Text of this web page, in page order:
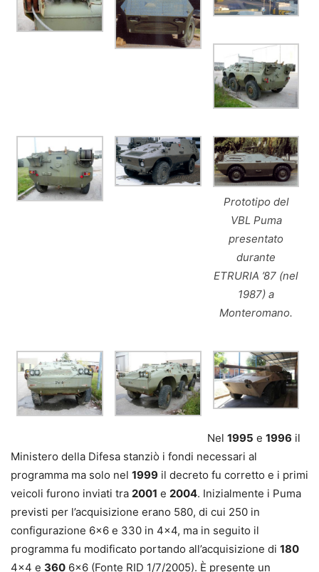
Prototipo del
VBL Puma
presentato
durante
ETRURIA ’87 (nel
1987) a
Monteromano.
Nel 1995 e 1996 il
Ministero della Difesa stanziò i fondi necessari al
programma ma solo nel 1999 il decreto fu corretto e i primi
veicoli furono inviati tra 2001 e 2004. Inizialmente i Puma
previsti per l’acquisizione erano 580, di cui 250 in
configurazione 6×6 e 330 in 4×4, ma in seguito il
programma fu modificato portando all’acquisizione di 180
4×4 e 360 6×6 (Fonte RID 1/7/2005). È presente un